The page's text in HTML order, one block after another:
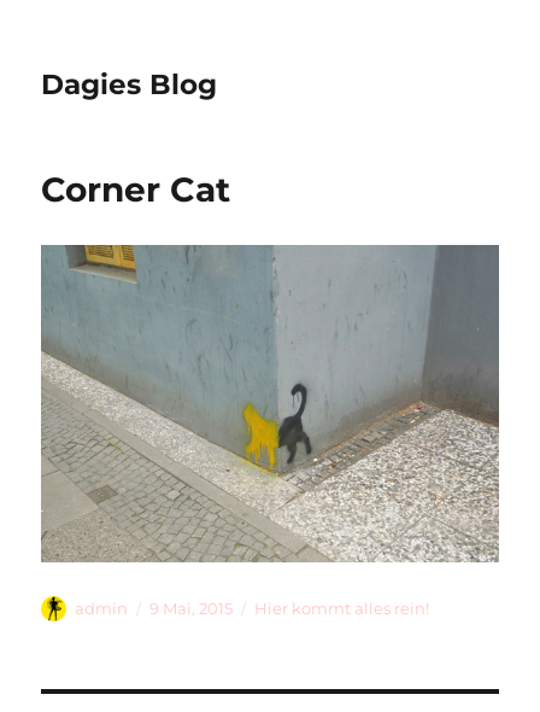
Dagies Blog
Corner Cat
Autor
admin
Veröffentlicht
9 Mai, 2015 Kategorien
Hier kommt alles rein!